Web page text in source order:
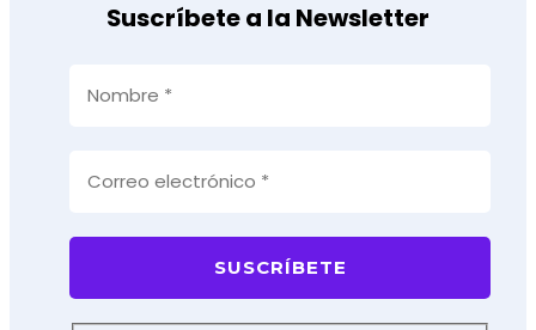
Suscríbete a la Newsletter